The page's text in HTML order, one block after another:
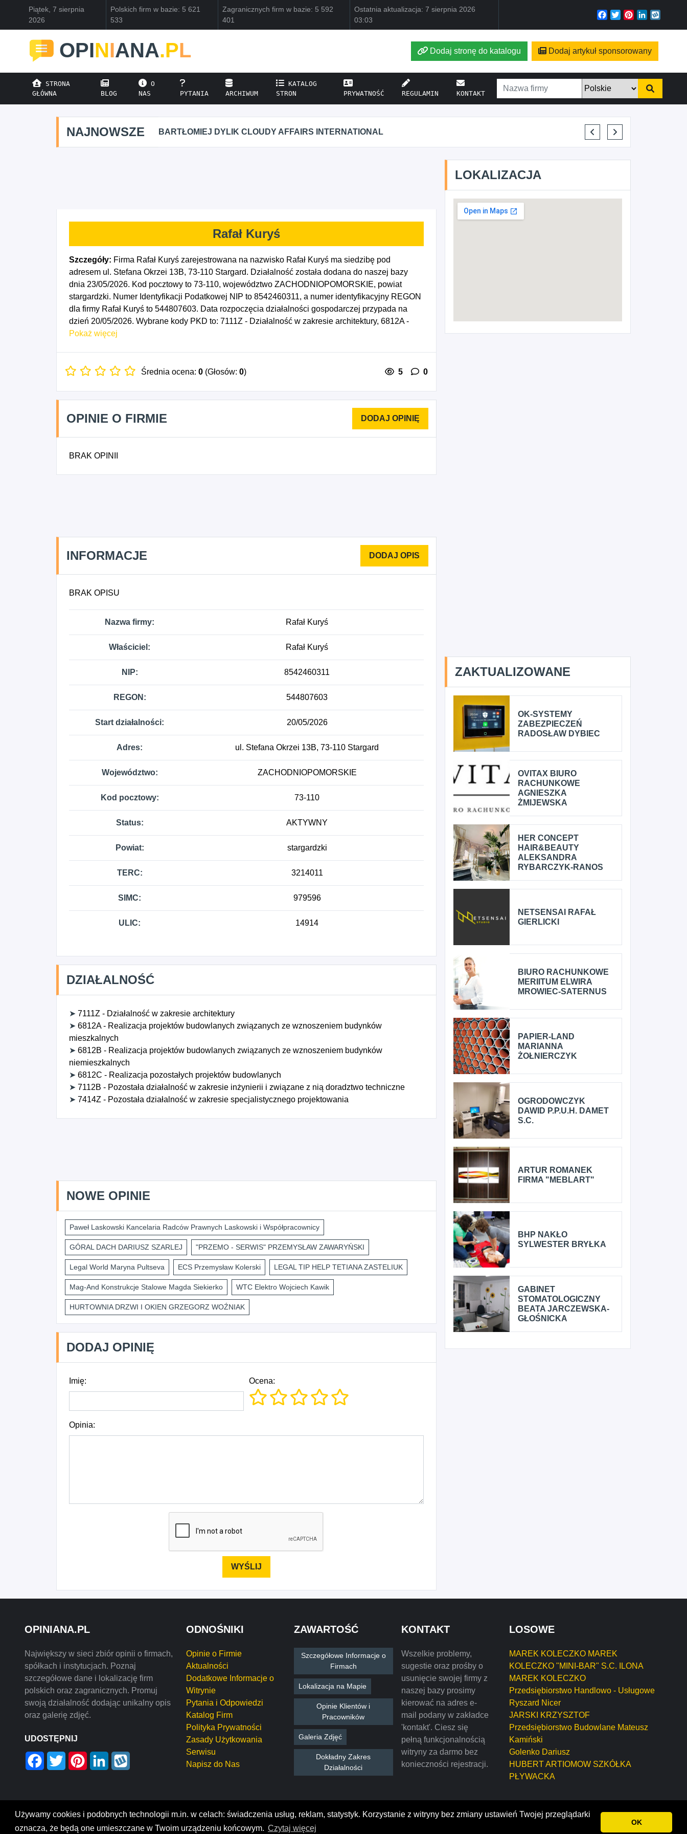
Używamy cookies i podobnych technologii m.in. w celach: świadczenia usług, reklam, statystyk. Korzystanie z witryny bez zmiany ustawień Twojej przeglądarki
oznacza, że będą one umieszczane w Twoim urządzeniu końcowym. Czytaj więcej
OK
Piątek, 7 sierpnia
2026
Polskich firm w bazie: 5 621
533
Zagranicznych firm w bazie: 5 592
401
Ostatnia aktualizacja: 7 sierpnia 2026
03:03
Facebook
TwitterPinterest
LinkedIn
OPINIANA.PL Dodaj stronę do katalogu Dodaj artykuł sponsorowany
STRONA
GŁÓWNA
BLOG
O
NAS
PYTANIA ARCHIWUM
KATALOG
STRON
PRYWATNOŚĆ REGULAMIN KONTAKT
NAJNOWSZE BARTŁOMIEJ DYLIK CLOUDY AFFAIRS INTERNATIONAL KRYSTIAN PISULA
Rafał Kuryś
Szczegóły: Firma Rafał Kuryś zarejestrowana na nazwisko Rafał Kuryś ma siedzibę pod
adresem ul. Stefana Okrzei 13B, 73-110 Stargard. Działalność została dodana do naszej bazy
dnia 23/05/2026. Kod pocztowy to 73-110, województwo ZACHODNIOPOMORSKIE, powiat
stargardzki. Numer Identyfikacji Podatkowej NIP to 8542460311, a numer identyfikacyjny REGON
dla firmy Rafał Kuryś to 544807603. Data rozpoczęcia działalności gospodarczej przypada na
dzień 20/05/2026. Wybrane kody PKD to: 7111Z - Działalność w zakresie architektury, 6812A -
Realizacja projektów budowlanych związanych ze wznoszeniem budynków mieszkalnych, 6812B
zakresie inżynierii i związane z nią doradztwo techniczne, 7414Z - Pozostała działalność w
Pokaż więcej
Średnia ocena: 0 (Głosów: 0) 5 0
OPINIE O FIRMIE
BRAK OPINII
INFORMACJE
BRAK OPISU
Nazwa firmy: Rafał Kuryś
Właściciel: Rafał Kuryś
NIP: 8542460311
REGON: 544807603
Start działalności: 20/05/2026
Adres: ul. Stefana Okrzei 13B, 73-110 Stargard
Województwo: ZACHODNIOPOMORSKIE
Kod pocztowy: 73-110
Status: AKTYWNY
Powiat: stargardzki
TERC: 3214011
SIMC: 979596
ULIC: 14914
DZIAŁALNOŚĆ
➤ 7111Z - Działalność w zakresie architektury
➤ 6812A - Realizacja projektów budowlanych związanych ze wznoszeniem budynków
mieszkalnych
➤ 6812B - Realizacja projektów budowlanych związanych ze wznoszeniem budynków
niemieszkalnych
➤ 6812C - Realizacja pozostałych projektów budowlanych
➤ 7112B - Pozostała działalność w zakresie inżynierii i związane z nią doradztwo techniczne
➤ 7414Z - Pozostała działalność w zakresie specjalistycznego projektowania
NOWE OPINIE
Paweł Laskowski Kancelaria Radców Prawnych Laskowski i Współpracownicy
GÓRAL DACH DARIUSZ SZARLEJ "PRZEMO - SERWIS" PRZEMYSŁAW ZAWARYŃSKI
Legal World Maryna Pultseva ECS Przemysław Kolerski LEGAL TIP HELP TETIANA ZASTELIUK
Mag-And Konstrukcje Stalowe Magda Siekierko WTC Elektro Wojciech Kawik
HURTOWNIA DRZWI I OKIEN GRZEGORZ WOŹNIAK
DODAJ OPINIĘ
Imię: Ocena:
Opinia:
LOKALIZACJA
ZAKTUALIZOWANE
OK-SYSTEMY
ZABEZPIECZEŃ
RADOSŁAW DYBIEC
OVITAX BIURO
RACHUNKOWE
AGNIESZKA
ŻMIJEWSKA
HER CONCEPT
HAIR&BEAUTY
ALEKSANDRA
RYBARCZYK-RANOS
NETSENSAI RAFAŁ
GIERLICKI
BIURO RACHUNKOWE
MERIITUM ELWIRA
MROWIEC-SATERNUS
PAPIER-LAND
MARIANNA
ŻOŁNIERCZYK
OGRODOWCZYK
DAWID P.P.U.H. DAMET
S.C.
ARTUR ROMANEK
FIRMA "MEBLART"
BHP NAKŁO
SYLWESTER BRYŁKA
GABINET
STOMATOLOGICZNY
BEATA JARCZEWSKA-
GŁOŚNICKA
OPINIANA.PL
Największy w sieci zbiór opinii o firmach,
spółkach i instytucjach. Poznaj
szczegółowe dane i lokalizację firm
polskich oraz zagranicznych. Promuj
swoją działalność dodając unikalny opis
oraz galerię zdjęć.
UDOSTĘPNIJ
Facebook
Twitter PinterestLinkedIn
ODNOŚNIKI
Opinie o Firmie
Aktualności
Dodatkowe Informacje o
Witrynie
Pytania i Odpowiedzi
Katalog Firm
Polityka Prywatności
Zasady Użytkowania
Serwisu
Napisz do Nas
ZAWARTOŚĆ
Szczegółowe Informacje o
Firmach
Lokalizacja na Mapie
Opinie Klientów i
Pracowników
Galeria Zdjęć
Dokładny Zakres
Działalności
KONTAKT
Wszelkie problemy,
sugestie oraz prośby o
usunięcie swojej firmy z
naszej bazy prosimy
kierować na adres e-
mail podany w zakładce
'kontakt'. Ciesz się
pełną funkcjonalnością
witryny za darmo bez
konieczności rejestracji.
LOSOWE
MAREK KOLECZKO MAREK
KOLECZKO "MINI-BAR" S.C. ILONA
MAREK KOLECZKO
Przedsiębiorstwo Handlowo - Usługowe
Ryszard Nicer
JARSKI KRZYSZTOF
Przedsiębiorstwo Budowlane Mateusz
Kamiński
Golenko Dariusz
HUBERT ARTIOMOW SZKÓŁKA
PŁYWACKA
Opiniana© 2022 Opinie o firmach założonych w Polsce i za granicą. Wszystkie prawa zastrzeżone.